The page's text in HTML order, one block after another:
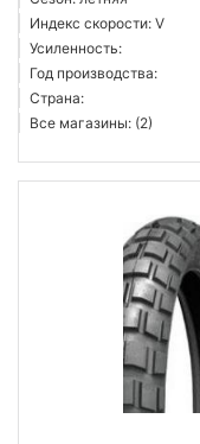
Индекс скорости: V
Усиленность:
Год производства:
Страна:
Все магазины: (2)